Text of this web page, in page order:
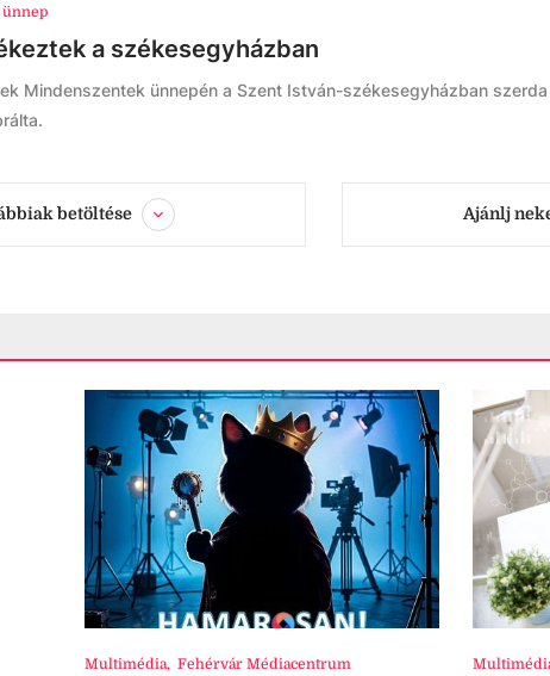
ünnep
a székesegyházban
Mindenszentek ünnepén a Szent István-székesegyházban
betöltése Ajánlj
Multimédia, Fehérvár Médiacentrum